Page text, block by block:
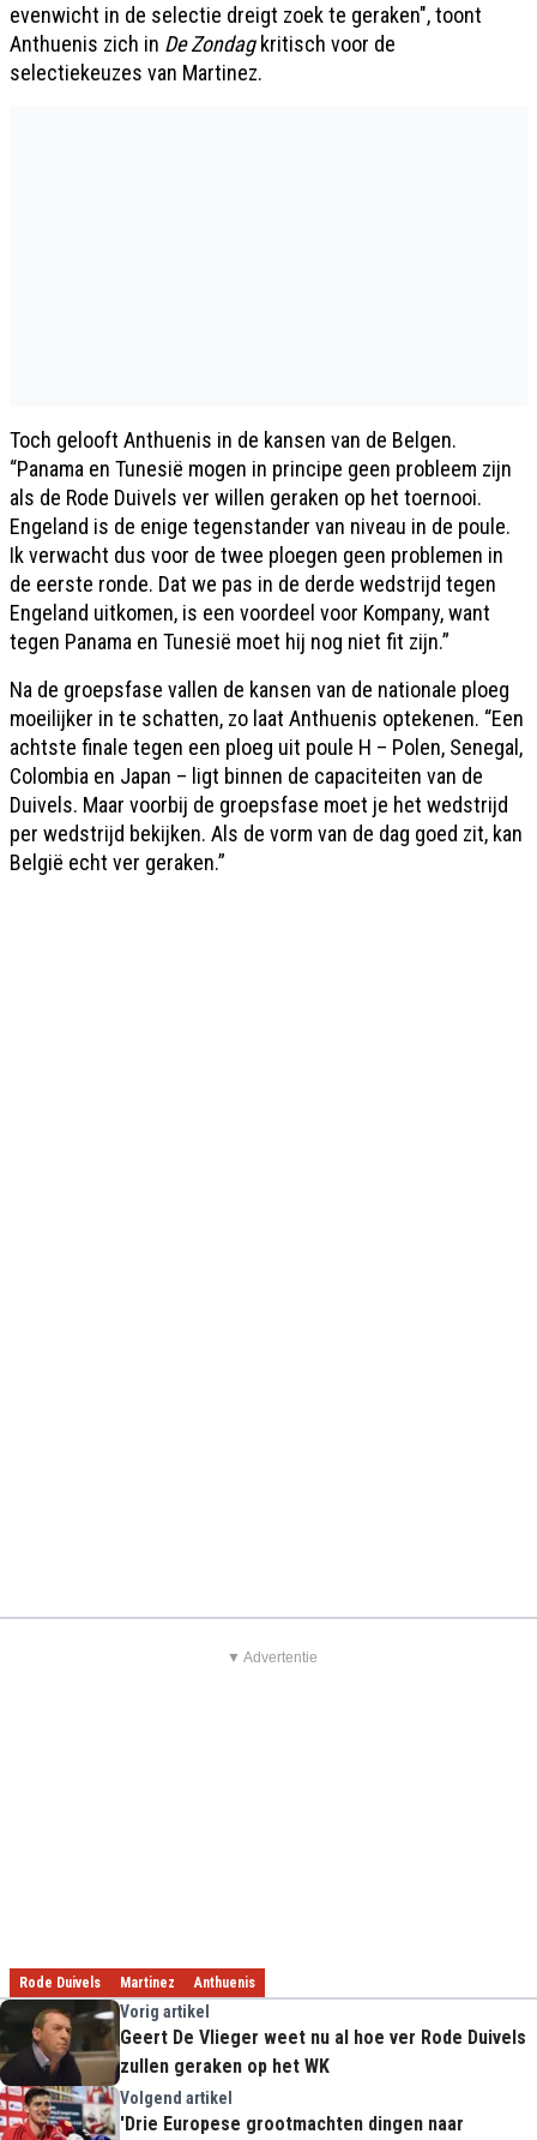
evenwicht in de selectie dreigt zoek te geraken", toont
Anthuenis zich in De Zondagkritisch voor de
selectiekeuzes van Martinez.
Toch gelooft Anthuenis in de kansen van de Belgen.
“Panama en Tunesië mogen in principe geen probleem zijn
als de Rode Duivels ver willen geraken op het toernooi.
Engeland is de enige tegenstander van niveau in de poule.
Ik verwacht dus voor de twee ploegen geen problemen in
de eerste ronde. Dat we pas in de derde wedstrijd tegen
Engeland uitkomen, is een voordeel voor Kompany, want
tegen Panama en Tunesië moet hij nog niet fit zijn.”
Na de groepsfase vallen de kansen van de nationale ploeg
moeilijker in te schatten, zo laat Anthuenis optekenen. “Een
achtste finale tegen een ploeg uit poule H – Polen, Senegal,
Colombia en Japan – ligt binnen de capaciteiten van de
Duivels. Maar voorbij de groepsfase moet je het wedstrijd
per wedstrijd bekijken. Als de vorm van de dag goed zit, kan
België echt ver geraken.”
▼ Advertentie
Rode Duivels Martinez Anthuenis
Vorig artikel
Geert De Vlieger weet nu al hoe ver Rode Duivels
zullen geraken op het WK
Volgend artikel
'Drie Europese grootmachten dingen naar